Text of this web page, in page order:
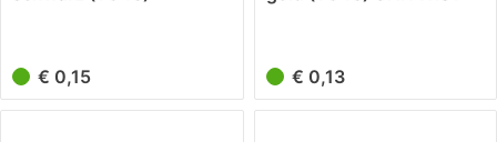
€ 0,15 € 0,13